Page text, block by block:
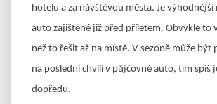
hotelu a za návštěvou města. Je
auto zajištěné již před příletem. Obvykle to
než to řešit až na místě. V sezoně může být
na poslední chvíli v půjčovně auto, tím spíš
dopředu.